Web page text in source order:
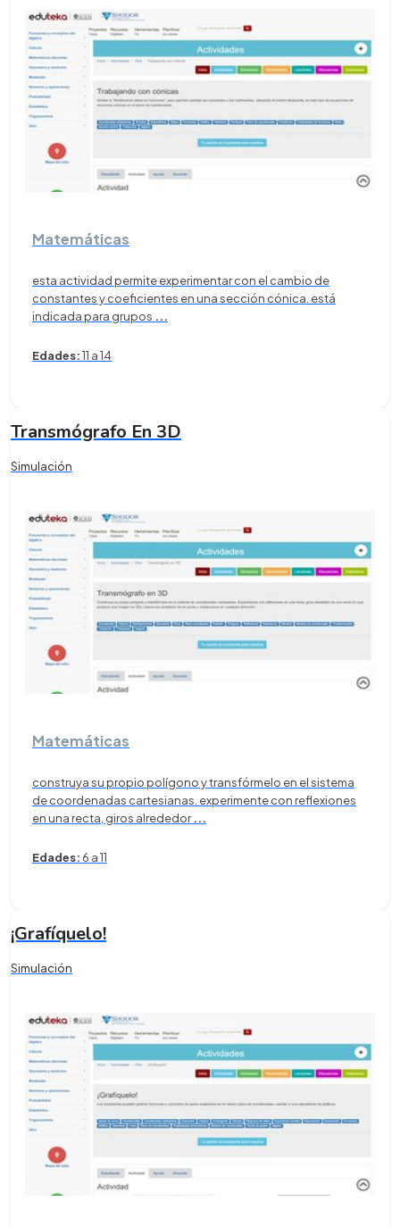
Matemáticas
esta actividad permite experimentar con el cambio de
constantes y coeficientes en una sección cónica. está
indicada para grupos ...
Edades:11 a 14
Transmógrafo En 3D
Simulación
Matemáticas
construya su propio polígono y transfórmelo en el sistema
de coordenadas cartesianas. experimente con reflexiones
en una recta, giros alrededor...
Edades: 6 a 11
¡Grafíquelo!
Simulación